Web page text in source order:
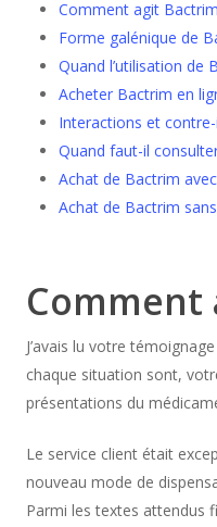
Comment agit
Forme galénique de
Quand l’utilisation de
Acheter Bactrim en
Interactions et
Quand faut-il
Achat de Bactrim
Achat de Bactrim
Comment
J’avais lu votre
chaque situation sont,
présentations du
Le service client était
nouveau mode de
Parmi les textes attendus